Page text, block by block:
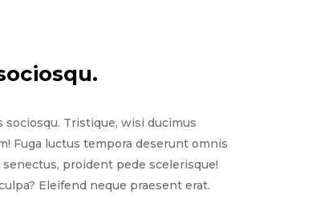
Tristique, wisi ducimus
Fuga luctus tempora deserunt omnis
proident pede scelerisque!
Eleifend neque praesent erat.